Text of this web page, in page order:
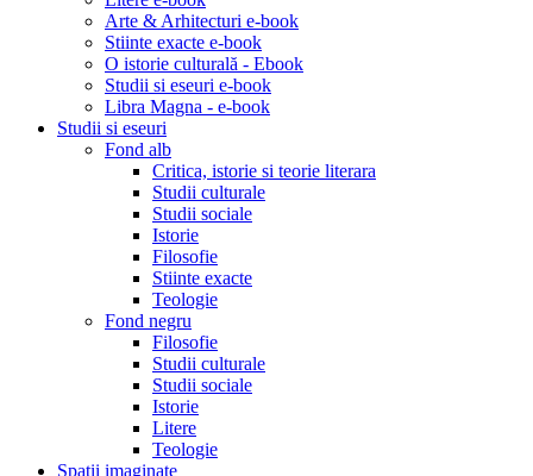
Arte & Arhitecturi e-book
Stiinte exacte e-book
O istorie culturală - Ebook
Studii si eseuri e-book
Libra Magna - e-book
Studii si eseuri
Fond alb
Critica, istorie si teorie literara
Studii culturale
Studii sociale
Istorie
Filosofie
Stiinte exacte
Teologie
Fond negru
Filosofie
Studii culturale
Studii sociale
Istorie
Litere
Teologie
Spatii imaginate